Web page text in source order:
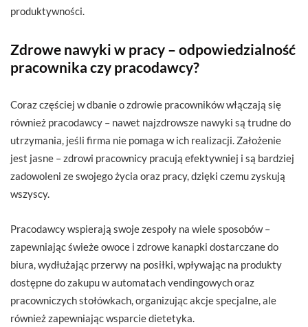
produktywności.
Zdrowe nawyki w pracy – odpowiedzialność
pracownika czy pracodawcy?
Coraz częściej w dbanie o zdrowie pracowników włączają się
również pracodawcy – nawet najzdrowsze nawyki są trudne do
utrzymania, jeśli firma nie pomaga w ich realizacji. Założenie
jest jasne – zdrowi pracownicy pracują efektywniej i są bardziej
zadowoleni ze swojego życia oraz pracy, dzięki czemu zyskują
wszyscy.
Pracodawcy wspierają swoje zespoły na wiele sposobów –
zapewniając świeże owoce i zdrowe kanapki dostarczane do
biura, wydłużając przerwy na posiłki, wpływając na produkty
dostępne do zakupu w automatach vendingowych oraz
pracowniczych stołówkach, organizując akcje specjalne, ale
również zapewniając wsparcie dietetyka.